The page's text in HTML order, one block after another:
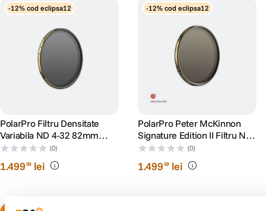
-12% cod eclipsa12
PolarPro Filtru Densitate
Variabila ND 4-32 82mm
Black Mist Peter McKinnon
Signature Edition II
(0)
1.49999 lei
-12% cod eclipsa12
PolarPro Peter McKinnon
Signature Edition II Filtru ND
Densitate Variabila ND 0.6-
1.5 95mm
(0)
1.49999 lei